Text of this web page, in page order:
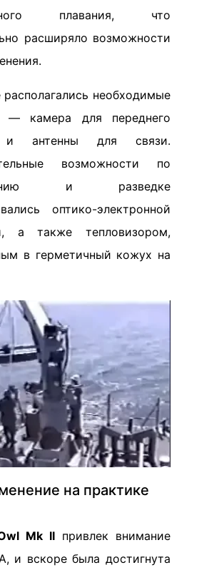
плавания, что
расширяло возможности
необходимые
— камера для переднего
и антенны для связи.
возможности по
и разведке
оптико-электронной
а также тепловизором,
в герметичный кожух на
на практике
Mk II привлек внимание
и вскоре была достигнута